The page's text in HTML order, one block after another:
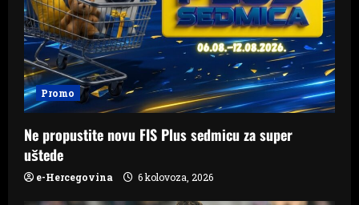
Promo
Ne propustite novu FIS Plus sedmicu za super
uštede
e-Hercegovina 6 kolovoza, 2026